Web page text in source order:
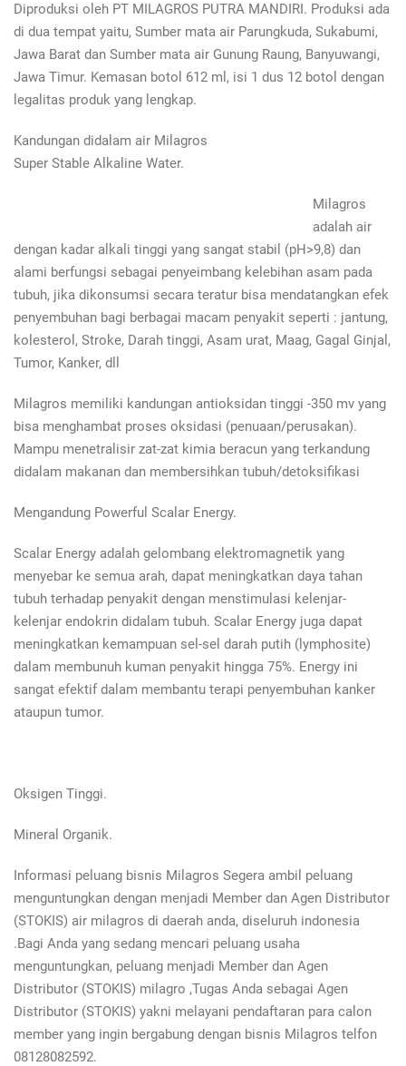
Diproduksi oleh PT MILAGROS PUTRA MANDIRI. Produksi ada
di dua tempat yaitu, Sumber mata air Parungkuda, Sukabumi,
Jawa Barat dan Sumber mata air Gunung Raung, Banyuwangi,
Jawa Timur. Kemasan botol 612 ml, isi 1 dus 12 botol dengan
legalitas produk yang lengkap.
Kandungan didalam air Milagros
Super Stable Alkaline Water.
Milagros
adalah air
dengan kadar alkali tinggi yang sangat stabil (pH>9,8) dan
alami berfungsi sebagai penyeimbang kelebihan asam pada
tubuh, jika dikonsumsi secara teratur bisa mendatangkan efek
penyembuhan bagi berbagai macam penyakit seperti : jantung,
kolesterol, Stroke, Darah tinggi, Asam urat, Maag, Gagal Ginjal,
Tumor, Kanker, dll
Milagros memiliki kandungan antioksidan tinggi -350 mv yang
bisa menghambat proses oksidasi (penuaan/perusakan).
Mampu menetralisir zat-zat kimia beracun yang terkandung
didalam makanan dan membersihkan tubuh/detoksifikasi
Mengandung Powerful Scalar Energy.
Scalar Energy adalah gelombang elektromagnetik yang
menyebar ke semua arah, dapat meningkatkan daya tahan
tubuh terhadap penyakit dengan menstimulasi kelenjar-
kelenjar endokrin didalam tubuh. Scalar Energy juga dapat
meningkatkan kemampuan sel-sel darah putih (lymphosite)
dalam membunuh kuman penyakit hingga 75%. Energy ini
sangat efektif dalam membantu terapi penyembuhan kanker
ataupun tumor.
Oksigen Tinggi.
Mineral Organik.
Informasi peluang bisnis Milagros Segera ambil peluang
menguntungkan dengan menjadi Member dan Agen Distributor
(STOKIS) air milagros di daerah anda, diseluruh indonesia
.Bagi Anda yang sedang mencari peluang usaha
menguntungkan, peluang menjadi Member dan Agen
Distributor (STOKIS) milagro ,Tugas Anda sebagai Agen
Distributor (STOKIS) yakni melayani pendaftaran para calon
member yang ingin bergabung dengan bisnis Milagros telfon
08128082592.